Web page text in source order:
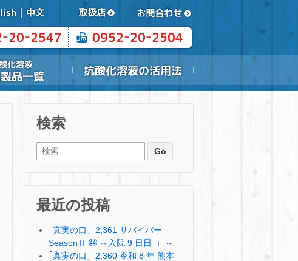
検索
検索:
最近の投稿
｢真実の口」2,361 サバイバー
SeasonⅡ ㊹ ～入院 9 日日 ⅰ ～
｢真実の口」2,360 令和 8 年 熊本